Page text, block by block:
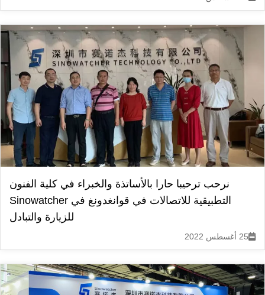
نرحب ترحيبا حارا بالأساتذة والخبراء في كلية الفنون
التطبيقية للاتصالات في قوانغدونغ في Sinowatcher
للزيارة والتبادل
25 أغسطس 2022